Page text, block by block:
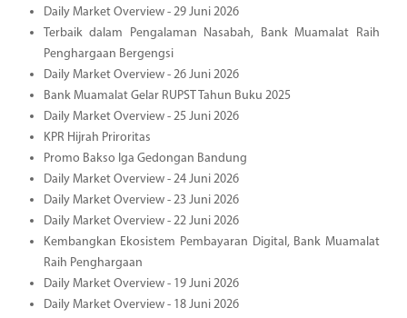
Daily Market Overview - 29 Juni 2026
Terbaik dalam Pengalaman Nasabah, Bank Muamalat Raih
Penghargaan Bergengsi
Daily Market Overview - 26 Juni 2026
Bank Muamalat Gelar RUPST Tahun Buku 2025
Daily Market Overview - 25 Juni 2026
KPR Hijrah Priroritas
Promo Bakso Iga Gedongan Bandung
Daily Market Overview - 24 Juni 2026
Daily Market Overview - 23 Juni 2026
Daily Market Overview - 22 Juni 2026
Kembangkan Ekosistem Pembayaran Digital, Bank Muamalat
Raih Penghargaan
Daily Market Overview - 19 Juni 2026
Daily Market Overview - 18 Juni 2026